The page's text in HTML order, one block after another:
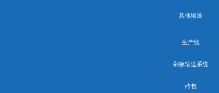
其他输送
生产线
剁板输送系统
砖包